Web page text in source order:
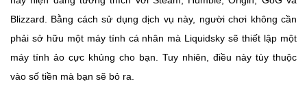
Blizzard. Bằng cách sử dụng dịch vụ này, người chơi không cần
phải sở hữu một máy tính cá nhân mà Liquidsky sẽ thiết lập một
máy tính ảo cực khủng cho bạn. Tuy nhiên, điều này tùy thuộc
vào số tiền mà bạn sẽ bỏ ra.